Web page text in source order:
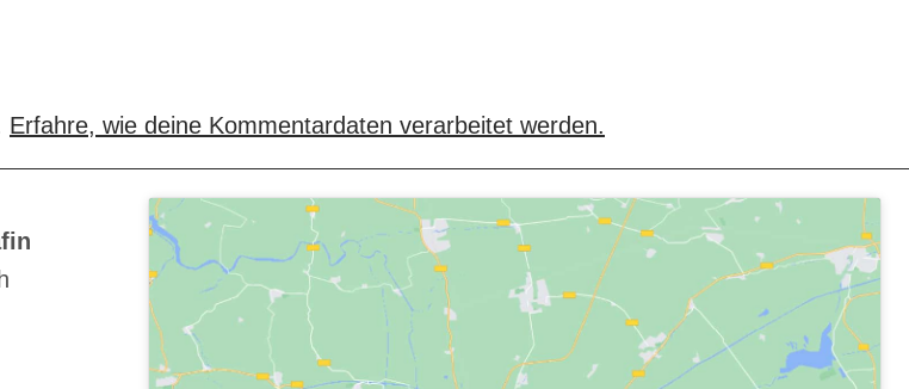
Erfahre, wie deine Kommentardaten verarbeitet werden.